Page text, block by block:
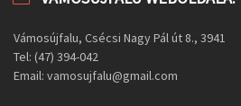
Vámosújfalu, Csécsi Nagy Pál út 8., 3941
Tel: (47) 394-042
Email: vamosujfalu@gmail.com